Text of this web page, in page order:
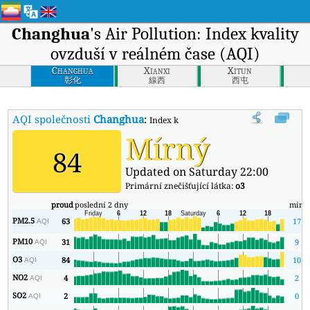
Changhua's Air Pollution: Index kvality
ovzduší v reálném čase (AQI)
Changhua
彰化
Xianxi
線西
Xitun
西屯
AQI společnostiChanghua:Index kvality vzduchu v reálném čase
84 Mírný
Updated on Saturday 22:00
Primární znečišťující látka:o3
proudposlední 2 dny min
PM2.5AQI 63 17
PM10AQI 31 9
O3AQI 84 10
NO2AQI 4 2
SO2AQI 2
0